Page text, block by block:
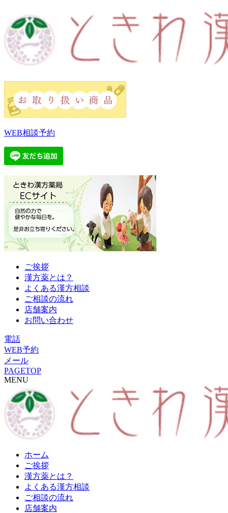
WEB相談予約
ご挨拶
漢方薬とは？
よくある漢方相談
ご相談の流れ
店舗案内
お問い合わせ
電話
WEB予約
メール
PAGETOP
MENU
ホーム
ご挨拶
漢方薬とは？
よくある漢方相談
ご相談の流れ
店舗案内